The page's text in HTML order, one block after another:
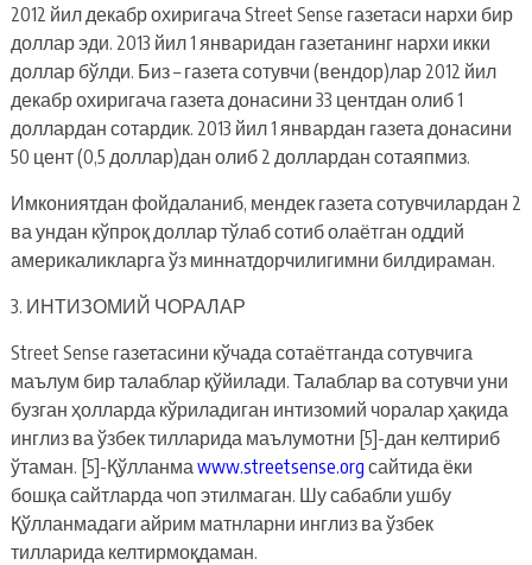
2012 йил декабр охиригача Street Sense газетаси нархи бир
доллар эди. 2013 йил 1 январидан газетанинг нархи икки
доллар бўлди. Биз – газета сотувчи (вендор)лар 2012 йил
декабр охиригача газета донасини 33 центдан олиб 1
доллардан сотардик. 2013 йил 1 январдан газета донасини
50 цент (0,5 доллар)дан олиб 2 доллардан сотаяпмиз.
Имкониятдан фойдаланиб, мендек газета сотувчилардан 2
ва ундан кўпроқ доллар тўлаб сотиб олаётган оддий
америкаликларга ўз миннатдорчилигимни билдираман.
3. ИНТИЗОМИЙ ЧОРАЛАР
Street Sense газетасини кўчада сотаётганда сотувчига
маълум бир талаблар қўйилади. Талаблар ва сотувчи уни
бузган ҳолларда кўриладиган интизомий чоралар ҳақида
инглиз ва ўзбек тилларида маълумотни [5]-дан келтириб
ўтаман. [5]-Қўлланма www.streetsense.org сайтида ёки
бошқа сайтларда чоп этилмаган. Шу сабабли ушбу
Қўлланмадаги айрим матнларни инглиз ва ўзбек
тилларида келтирмоқдаман.